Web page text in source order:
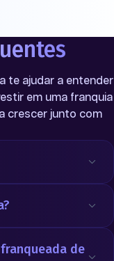
te ajudar a entender
em uma franquia
crescer junto com
de